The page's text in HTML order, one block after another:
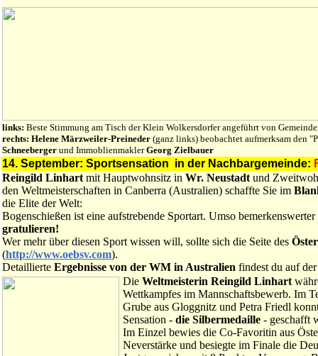
links: Beste Stimmung am Tisch der Klein Wolkersdorfer angeführt von
rechts: Helene Märzweiler-Preineder (ganz links) beobachtet aufmerksam den
Schneeberger und ImmoblienmaklerGeorg Zielbauer
14. September: Sportsensation in der Nachbargemeinde:
Reingild Linhart mit Hauptwohnsitz in Wr. Neustadt und
den Weltmeisterschaften in Canberra (Australien) schaffte Sie im
die Elite der Welt:
Bogenschießen ist eine aufstrebende Sportart. Umso
gratulieren!
Wer mehr über diesen Sport wissen will, sollte sich die Seite des
(http://www.oebsv.com).
Detaillierte Ergebnisse von der WM in Australien findest du auf
Die Weltmeisterin Reingild Linhart
Wettkampfes im Mannschaftsbewerb. Im
Grube aus Gloggnitz und Petra Friedl
Sensation - die Silbermedaille - geschafft
Im Einzel bewies die Co-Favoritin aus
Neverstärke und besiegte im Finale die